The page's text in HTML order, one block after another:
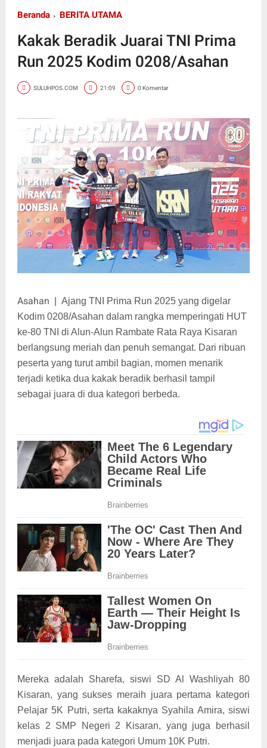
Beranda BERITA UTAMA
Kakak Beradik Juarai TNI Prima
Run 2025 Kodim 0208/Asahan
SULUHPOS.COM 21:09 0 Komentar
Asahan
Ajang TNI Prima Run 2025 yang digelar
Kodim 0208/Asahan dalam rangka memperingati HUT
ke-80 TNI di Alun-Alun Rambate Rata Raya Kisaran
berlangsung meriah dan penuh semangat. Dari ribuan
peserta yang turut ambil bagian, momen menarik
terjadi ketika dua kakak beradik berhasil tampil
sebagai juara di dua kategori berbeda.
Mereka adalah Sharefa, siswi SD Al Washliyah 80
Kisaran, yang sukses meraih juara pertama kategori
Pelajar 5K Putri, serta kakaknya Syahila Amira, siswi
kelas 2 SMP Negeri 2 Kisaran, yang juga berhasil
menjadi juara pada kategori Umum 10K Putri.